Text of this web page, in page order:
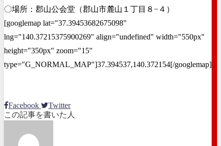
〇場所：郡山公会堂（郡山市麓山１丁目８−４）
[googlemap lat="37.39453682675098"
lng="140.37215375900269" align="undefined" width="550px"
height="350px" zoom="15"
type="G_NORMAL_MAP"]37.394537,140.372154[/googlemap]
Facebook
Twitter
この記事を書いた人